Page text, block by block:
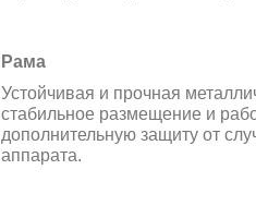
Рама
Устойчивая и прочная
стабильное размещение и
дополнительную защиту от
аппарата.